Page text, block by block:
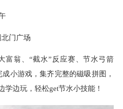
门广场
富翁、“截水”反应赛、节水弓箭
小游戏，集齐完整的磁吸拼图，
学边玩，轻松get节水小技能！